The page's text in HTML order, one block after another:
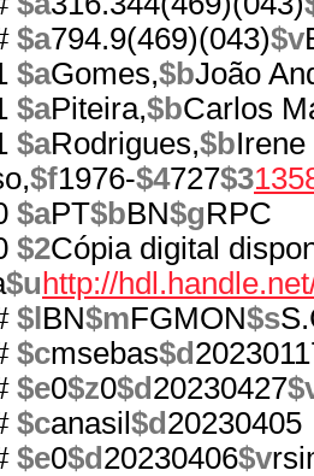
$a794.9(469)(043)$v
$aGomes,$bJoão
$aPiteira,$bCarlos
$aRodrigues,$b
$f1976-$4727$3
$aPT$bBN$gRPC
$2Cópia digital
$u http://
$l BN$mFGMON$s
$cmsebas$d
$e0$z0$d 20230427
$canasil $d 20230405
$e0$d 20230406$v